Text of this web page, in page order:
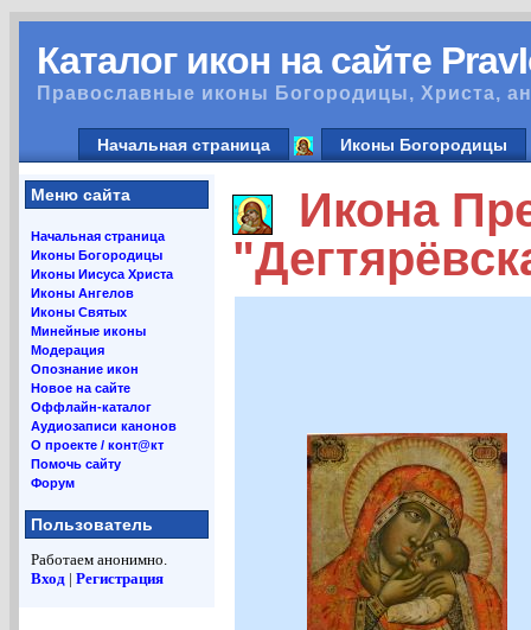
Каталог икон на сайте
Православные иконы Богородицы, Христа,
Начальная страница Иконы Богородицы
Меню сайта
Начальная страница
Иконы Богородицы
Иконы Иисуса Христа
Иконы Ангелов
Иконы Святых
Минейные иконы
Модерация
Опознание икон
Новое на сайте
Оффлайн-каталог
Аудиозаписи канонов
О проекте / конт@кт
Помочь сайту
Форум
Пользователь
Работаем анонимно.
Вход | Регистрация
Икона